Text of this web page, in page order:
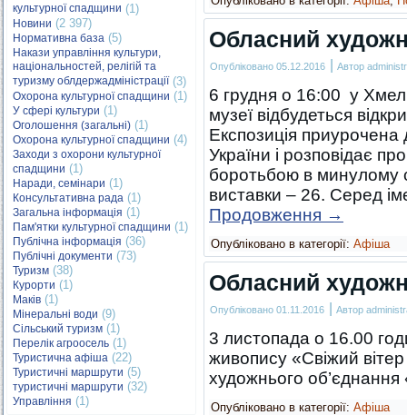
культурної спадщини (1)
Новини (2 397)
Нормативна база (5)
Накази управління культури,
національностей, релігій та
туризму облдержадміністрації(3)
Охорона культурної спадщини (1)
У сфері культури (1)
Оголошення (загальні) (1)
Охорона культурної спадщини (4)
Заходи з охорони культурної
спадщини (1)
Наради, семінари (1)
Консультативна рада (1)
Загальна інформація (1)
Пам'ятки культурної спадщини (1)
Публічна інформація (36)
Публічні документи (73)
Туризм (38)
Курорти (1)
Маків (1)
Мінеральні води (9)
Сільський туризм (1)
Перелік агроосель (1)
Туристична афіша (22)
Туристичні маршрути (5)
туристичні маршрути (32)
Управління (1)
Обласний
Опубліковано 05.12.2016 | Автор
6 грудня о 16:00 ​ у
музеї відбудеться
Експозиція приурочена
України і розповідає
боротьбою в минулому
виставки – 26. Серед
Продовження →
Опубліковано в категорії: Афіша
Обласний
Опубліковано 01.11.2016 | Автор
3 листопада о 16.00
живопису «Свіжий
художнього об’єднання
Опубліковано в категорії: Афіша